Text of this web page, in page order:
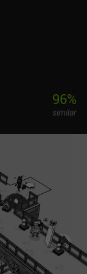
96%
similar